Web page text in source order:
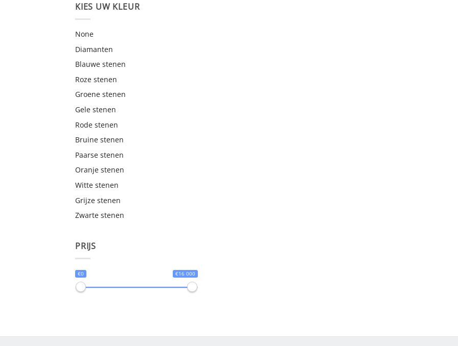
KIES UW KLEUR
None
Diamanten
Blauwe stenen
Roze stenen
Groene stenen
Gele stenen
Rode stenen
Bruine stenen
Paarse stenen
Oranje stenen
Witte stenen
Grijze stenen
Zwarte stenen
PRIJS
€0 €16 000